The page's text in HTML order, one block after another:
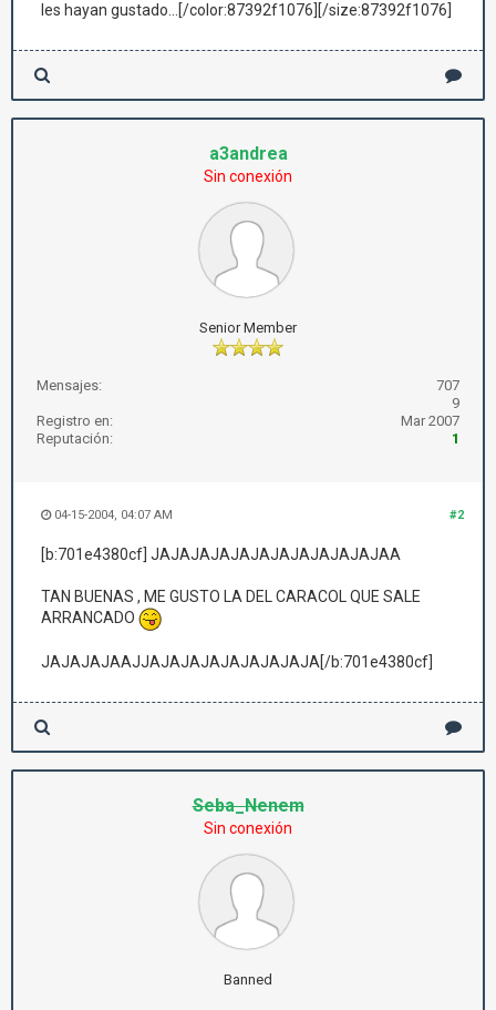
les hayan gustado...[/color:87392f1076][/size:87392f1076]
a3andrea
Sin conexión
Senior Member
Mensajes:
707
9
Registro en:
Mar 2007
Reputación:
1
#2
04-15-2004, 04:07 AM
[b:701e4380cf] JAJAJAJAJAJAJAJAJAJAJAJAA
TAN BUENAS , ME GUSTO LA DEL CARACOL QUE SALE
ARRANCADO
JAJAJAJAAJJAJAJAJAJAJAJAJAJA[/b:701e4380cf]
Seba_Nenem
Sin conexión
Banned